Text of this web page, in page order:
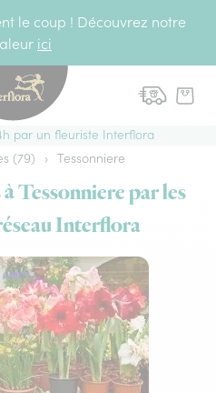
le coup ! Découvrez notre
ici
par un fleuriste Interflora
(79) › Tessonniere
Tessonniere par les
Interflora